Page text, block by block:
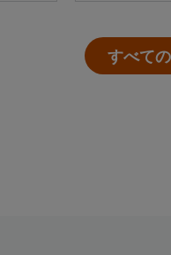
すべて